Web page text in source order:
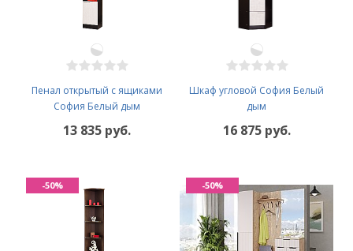
Пенал открытый с ящиками
София Белый дым
13 835 руб.
Шкаф угловой София Белый
дым
16 875 руб.
-50% -50%